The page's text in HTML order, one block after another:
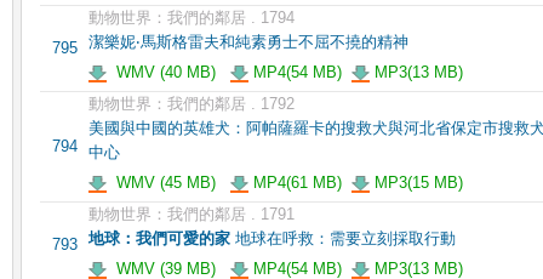
795
動物世界：我們的鄰居 . 1794
潔樂妮‧馬斯格雷夫和純素勇士不屈不撓的精神
WMV (40 MB)
MP4(54 MB) MP3(13 MB)
794
動物世界：我們的鄰居 . 1792
美國與中國的英雄犬：阿帕薩羅卡的搜救犬與河北省保定市搜救
中心
WMV (45 MB)
MP4(61 MB) MP3(15 MB)
793
動物世界：我們的鄰居 . 1791
地球：我們可愛的家 地球在呼救：需要立刻採取行動
WMV (39 MB)
MP4(54 MB) MP3(13 MB)